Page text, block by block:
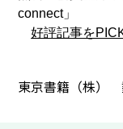
connect」
好評記事を
東京書籍（株）